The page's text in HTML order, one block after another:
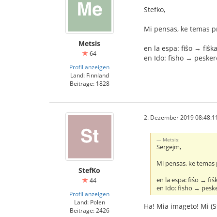
Metsis
64
Profil anzeigen
Land: Finnland
Beiträge: 1828
Stefko,
Mi pensas, ke temas
en la espa: fiŝo →
en Ido: fisho →
StefKo
44
Profil anzeigen
Land: Polen
Beiträge: 2426
2. Dezember 2019
Metsis:
Sergejm,
Mi pensas, ke
en la espa: fiŝo →
en Ido: fisho →
Ha! Mia imageto! Mi